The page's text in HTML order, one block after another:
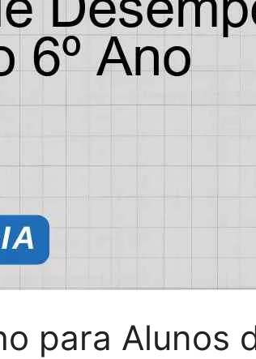
para Alunos